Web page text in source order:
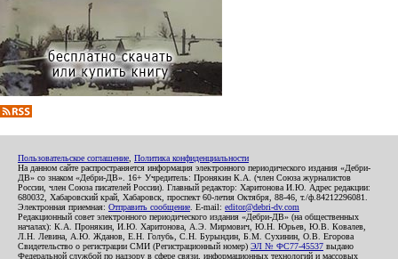
Пользовательское соглашение Политика конфиденциальности
На данном сайте распространяется информация электронного периодического издания «Дебри-
ДВ» со знаком «Дебри-ДВ». 16+ Учредитель: Пронякин К.А. (член Союза журналистов
России, член Союза писателей России). Главный редактор: Харитонова И.Ю. Адрес редакции:
680032, Хабаровский край, Хабаровск, проспект 60-летия Октября, 88-46, т./ф.84212296081.
Электронная приемная: Отправить сообщение . E-mail: editor@debri-dv.com
Редакционный совет электронного периодического издания «Дебри-ДВ» (на общественных
началах): К.А. Пронякин, И.Ю. Харитонова, А.Э. Мирмович, Ю.Н. Юрьев, Ю.В. Ковалев,
Л.Н. Левина, А.Ю. Жданов, Е.Н. Голубь, С.Н. Бурындин, Б.М. Сухинин, О.В. Егорова
Свидетельство о регистрации СМИ (Регистрационный номер) ЭЛ № ФС77-45537 выдано
Федеральной службой по надзору в сфере связи, информационных технологий и массовых